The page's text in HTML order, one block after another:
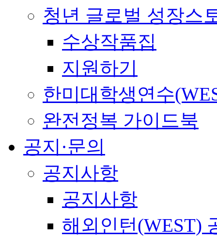
청년 글로벌 성장스
수상작품집
지원하기
한미대학생연수
완전정복 가이드북
공지·문의
공지사항
공지사항
해외인턴(WEST)